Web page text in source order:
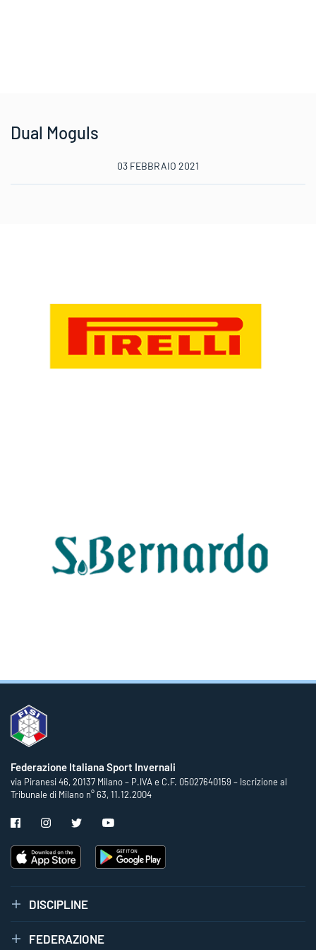
Dual Moguls
03 FEBBRAIO 2021
Federazione Italiana Sport Invernali
via Piranesi 46, 20137 Milano – P.IVA e C.F. 05027640159 – Iscrizione al
Tribunale di Milano n° 63, 11.12.2004
DISCIPLINE
FEDERAZIONE